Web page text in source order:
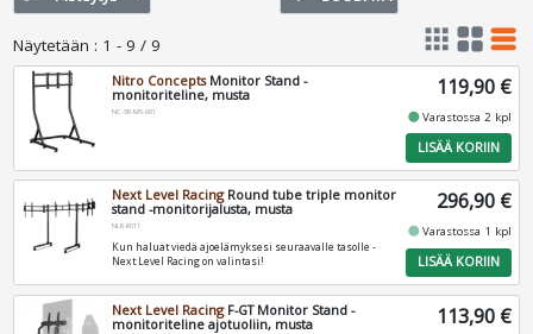
Näytetään : 1 - 9 / 9 apps grid_view table_rows
Nitro ConceptsMonitor Stand -
monitoriteline, musta
NC-SR-MS-001
119,90 €
fiber_manual_recordVarastossa 2 kpl
LISÄÄ KORIIN
Next Level RacingRound tube triple monitor
stand -monitorijalusta, musta
NLR-R011
Kun haluat viedä ajoelämyksesi seuraavalle tasolle -
Next Level Racing on valintasi!
296,90 €
fiber_manual_recordVarastossa 1 kpl
LISÄÄ KORIIN
Next Level RacingF-GT Monitor Stand -
monitoriteline ajotuoliin, musta
113,90 €